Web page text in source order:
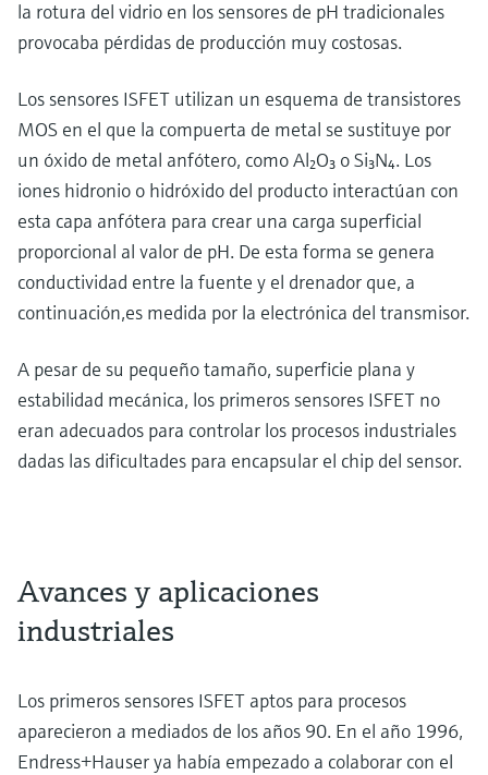
la rotura del vidrio en los sensores de pH tradicionales
provocaba pérdidas de producción muy costosas.
Los sensores ISFET utilizan un esquema de transistores
MOS en el que la compuerta de metal se sustituye por
un óxido de metal anfótero, como Al₂O₃ o Si₃N₄. Los
iones hidronio o hidróxido del producto interactúan con
esta capa anfótera para crear una carga superficial
proporcional al valor de pH. De esta forma se genera
conductividad entre la fuente y el drenador que, a
continuación,es medida por la electrónica del transmisor.
A pesar de su pequeño tamaño, superficie plana y
estabilidad mecánica, los primeros sensores ISFET no
eran adecuados para controlar los procesos industriales
dadas las dificultades para encapsular el chip del sensor.
Avances y aplicaciones
industriales
Los primeros sensores ISFET aptos para procesos
aparecieron a mediados de los años 90. En el año 1996,
Endress+Hauser ya había empezado a colaborar con el